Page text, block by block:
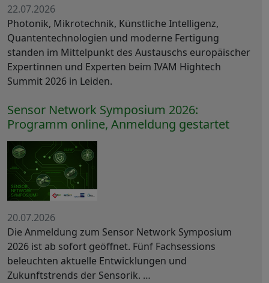
22.07.2026
Photonik, Mikrotechnik, Künstliche Intelligenz,
Quantentechnologien und moderne Fertigung
standen im Mittelpunkt des Austauschs europäischer
Expertinnen und Experten beim IVAM Hightech
Summit 2026 in Leiden.
Sensor Network Symposium 2026:
Programm online, Anmeldung gestartet
20.07.2026
Die Anmeldung zum Sensor Network Symposium
2026 ist ab sofort geöffnet. Fünf Fachsessions
beleuchten aktuelle Entwicklungen und
Zukunftstrends der Sensorik. …